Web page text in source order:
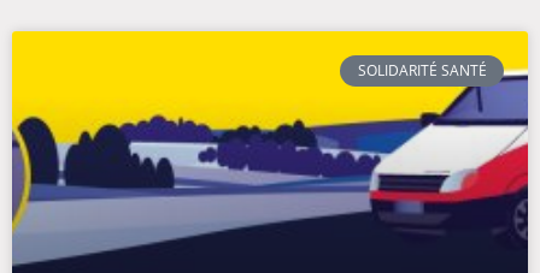
SOLIDARITÉ SANTÉ